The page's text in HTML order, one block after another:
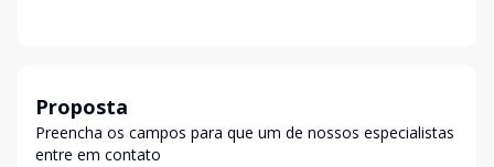
Proposta
Preencha os campos para que um de nossos especialistas
entre em contato